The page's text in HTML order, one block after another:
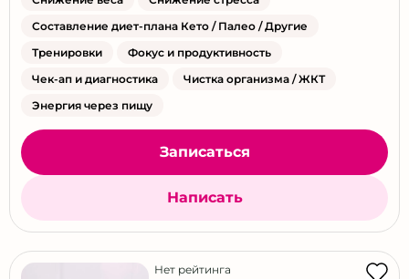
Составление диет-плана Кето / Палео / Другие
Тренировки
Фокус и продуктивность
Чек-ап и диагностика
Чистка организма / ЖКТ
Энергия через пищу
Записаться
Написать
Нет рейтинга